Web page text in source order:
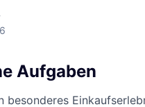
Aufgaben
besonderes